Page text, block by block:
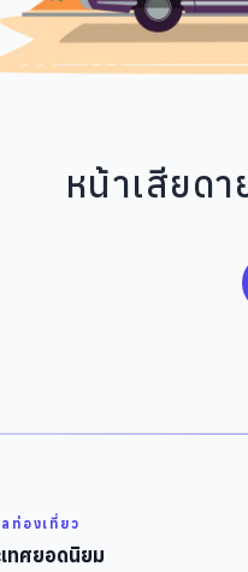
หน้าเสียด
ท่องเที่ยว
ทศยอดนิยม